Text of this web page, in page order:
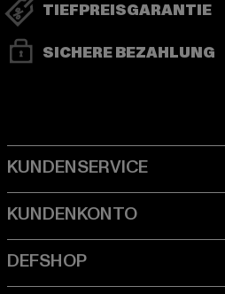
TIEFPREISGARANTIE
SICHERE BEZAHLUNG